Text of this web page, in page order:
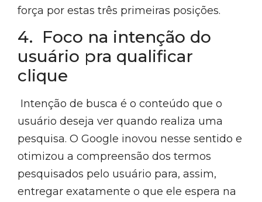
força por estas três primeiras posições.
4. Foco na intenção do
usuário pra qualificar
clique
Intenção de busca é o conteúdo que o
usuário deseja ver quando realiza uma
pesquisa. O Google inovou nesse sentido e
otimizou a compreensão dos termos
pesquisados pelo usuário para, assim,
entregar exatamente o que ele espera na